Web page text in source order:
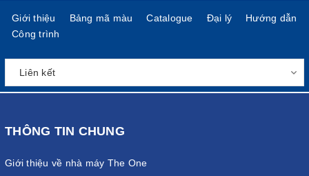
Giới thiệu Bảng mã màu Catalogue Đại lý
Hướng dẫn
Công trình
THÔNG TIN CHUNG
Giới thiệu về nhà máy The One